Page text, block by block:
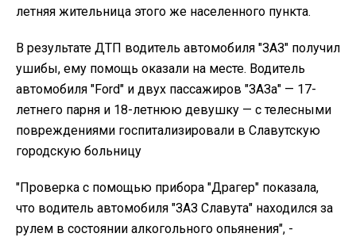
летняя жительница этого же населенного пункта.
В результате ДТП водитель автомобиля "ЗАЗ" получил
ушибы, ему помощь оказали на месте. Водитель
автомобиля "Ford" и двух пассажиров "ЗАЗа" — 17-
летнего парня и 18-летнюю девушку — с телесными
повреждениями госпитализировали в Славутскую
городскую больницу
"Проверка с помощью прибора "Драгер" показала,
что водитель автомобиля "ЗАЗ Славута" находился за
рулем в состоянии алкогольного опьянения", -